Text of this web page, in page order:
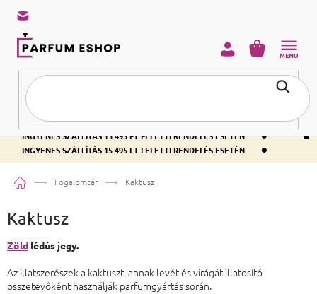
INGYENES SZÁLLÍTÁS 15 495 FT FELETTI RENDELÉS ESETÉN •
INGYENES SZÁLLÍTÁS 15 495 FT FELETTI RENDELÉS ESETÉN •
INGYENES SZÁLLÍTÁS 15 495 FT FELETTI RENDELÉS ESETÉN •
KOSÁR
KezdőlapFogalomtár Kaktusz
Kaktusz
Zöld lédús jegy.
Az illatszerészek a kaktuszt, annak levét és virágát illatosító
összetevőként használják parfümgyártás során.